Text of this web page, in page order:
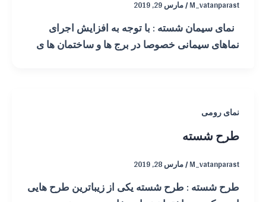
M_vatanparast
/مارس 29, 2019
نمای سیمان شسته : با توجه به افزایش اجرای
نماهای سیمانی خصوصا در برج ها و ساختمان ها ی
نمای رومی
طرح شسته
M_vatanparast
/مارس 28, 2019
طرح شسته : طرح شسته یکی از زیباترین طرح هایی